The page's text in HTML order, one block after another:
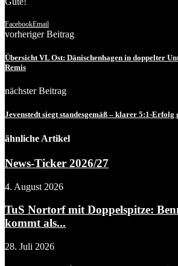
FacebookEmail
vorheriger Beitrag
Übersicht VL Ost: Dänischenhagen in doppelter
Remis
nächster Beitrag
Jevenstedt siegt standesgemäß – klarer 5:1-Erfolg
ähnliche Artikel
News-Ticker 2026/27
4. August 2026
TuS Nortorf mit Doppelspitze:
kommt als...
28. Juli 2026